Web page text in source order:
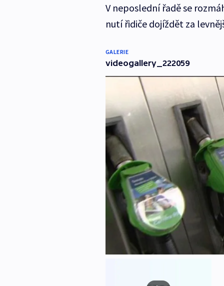
V neposlední řadě se
nutí řidiče dojíždět za
GALERIE
videogallery_222059